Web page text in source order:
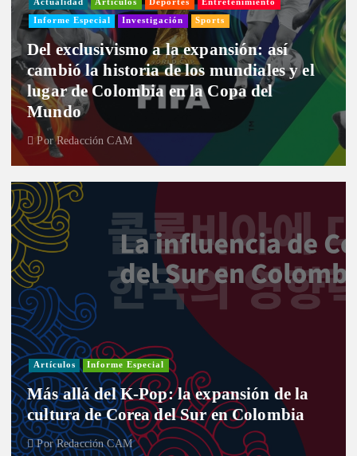
Actualidad Artículos Deportes Entretenimiento
Informe Especial Investigación Sports
Del exclusivismo a la expansión: así
cambió la historia de los mundiales y el
lugar de Colombia en la Copa del
Mundo
PorRedacción CAM
Artículos Informe Especial
Más allá del K-Pop: la expansión de la
cultura de Corea del Sur en Colombia
PorRedacción CAM